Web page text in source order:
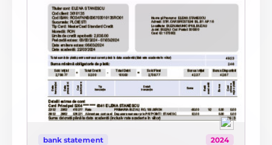
bank statement 2024